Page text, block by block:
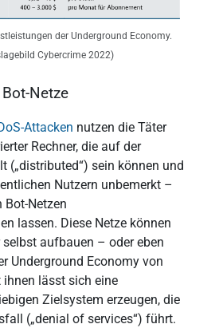
der Underground Economy.
Cybercrime 2022)
Netze
Attacken nutzen die Täter
Rechner, die auf der
(„distributed“) sein können und
Nutzern unbemerkt –
Bot-Netzen
lassen. Diese Netze können
aufbauen – oder eben
Underground Economy von
lässt sich eine
Zielsystem erzeugen, die
(„denial of services“) führt.